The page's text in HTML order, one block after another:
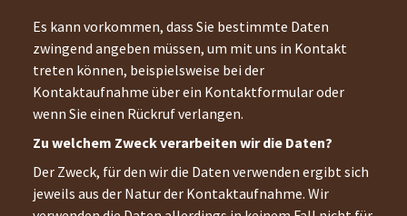
Es kann vorkommen, dass Sie bestimmte Daten
zwingend angeben müssen, um mit uns in Kontakt
treten können, beispielsweise bei der
Kontaktaufnahme über ein Kontaktformular oder
wenn Sie einen Rückruf verlangen.
Zu welchem Zweck verarbeiten wir die Daten?
Der Zweck, für den wir die Daten verwenden ergibt sich
jeweils aus der Natur der Kontaktaufnahme. Wir